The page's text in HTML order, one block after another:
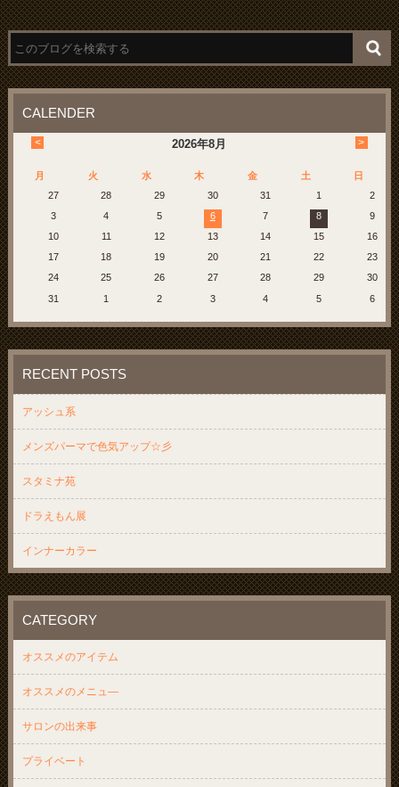
CALENDER
2026年8月
< >
月 火 水 木 金 土
日
27
28 29 30 31 1
2
3
4 5 6 7 8
9
10
11 12 13 14 15
16
17
18 19 20 21 22
23
24
25 26 27 28 29
30
31
1 2 3 4 5 6
RECENT POSTS
アッシュ系
メンズパーマで色気アップ☆彡
スタミナ苑
ドラえもん展
インナーカラー
CATEGORY
オススメのアイテム
オススメのメニュ―
サロンの出来事
プライベート